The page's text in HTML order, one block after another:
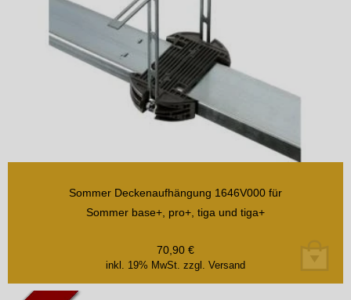
Sommer Deckenaufhängung 1646V000 für
Sommer base+, pro+, tiga und tiga+
inkl. 19% MwSt. zzgl. Versand
70,90 €